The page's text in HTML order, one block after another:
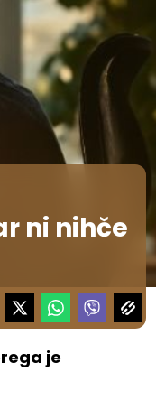
ni nihče
je